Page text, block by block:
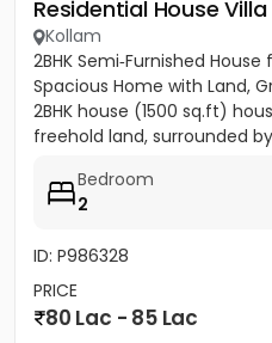
Residential House
Kollam
2BHK Semi‑Furnished
Spacious Home with Land,
2BHK house (1500 sq.ft)
freehold land, surrounded
Bedroom
2
ID: P986328
PRICE
80 Lac - 85 Lac